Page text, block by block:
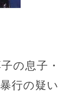
の息子・
行の疑い